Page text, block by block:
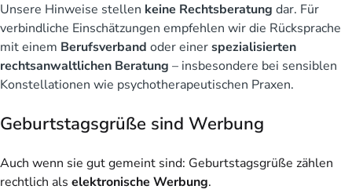
Unsere Hinweise stellen keine Rechtsberatung dar. Für
verbindliche Einschätzungen empfehlen wir die Rücksprache
mit einem Berufsverband oder einerspezialisierten
rechtsanwaltlichen Beratung – insbesondere bei sensiblen
Konstellationen wie psychotherapeutischen Praxen.
Geburtstagsgrüße sind Werbung
Auch wenn sie gut gemeint sind: Geburtstagsgrüße zählen
rechtlich als elektronische Werbung.